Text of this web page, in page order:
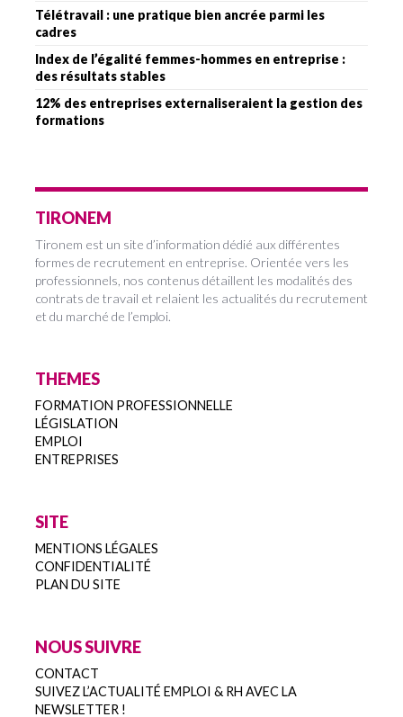
Télétravail : une pratique bien ancrée parmi les
cadres
Index de l’égalité femmes-hommes en entreprise :
des résultats stables
12% des entreprises externaliseraient la gestion des
formations
TIRONEM
Tironem est un site d’information dédié aux différentes
formes de recrutement en entreprise. Orientée vers les
professionnels, nos contenus détaillent les modalités des
contrats de travail et relaient les actualités du recrutement
et du marché de l’emploi.
THEMES
FORMATION PROFESSIONNELLE
LÉGISLATION
EMPLOI
ENTREPRISES
SITE
MENTIONS LÉGALES
CONFIDENTIALITÉ
PLAN DU SITE
NOUS SUIVRE
CONTACT
SUIVEZ L’ACTUALITÉ EMPLOI & RH AVEC LA
NEWSLETTER !